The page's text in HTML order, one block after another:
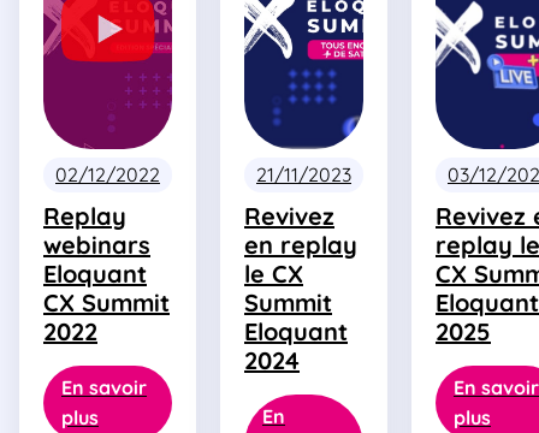
02/12/2022
Replay
webinars
Eloquant
CX Summit
2022
En savoir
plus
21/11/2023
Revivez
en replay
le CX
Summit
Eloquant
2024
En
03/12/
Revivez
replay le
CX
Eloquant
2025
En savoir
plus